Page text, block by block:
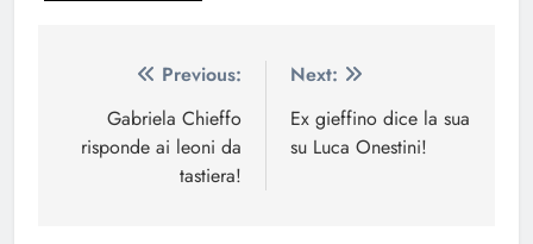
Navigazione
articoli
Previous:
Gabriela Chieffo
risponde ai leoni da
tastiera!
Next:
Ex gieffino dice la sua
su Luca Onestini!